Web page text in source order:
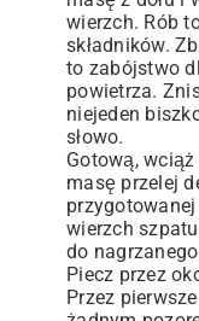
wierzch. Rób
składników.
to zabójstwo
powietrza.
niejeden
słowo.
Gotową,
masę przelej
wierzch
do
Piecz przez
Przez